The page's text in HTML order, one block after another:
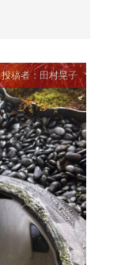
投稿者：田村晃子